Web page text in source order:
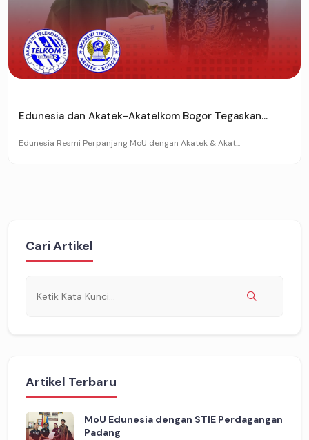
Edunesia dan Akatek-Akatelkom Bogor Tegaskan...
Edunesia Resmi Perpanjang MoU dengan Akatek & Akat...
Cari Artikel
Artikel Terbaru
MoU Edunesia dengan STIE Perdagangan
Padang